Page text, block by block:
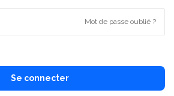
Mot de passe oublié ?
Se connecter